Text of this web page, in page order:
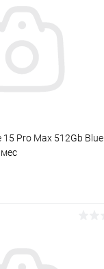
15 Pro Max 512Gb Blue